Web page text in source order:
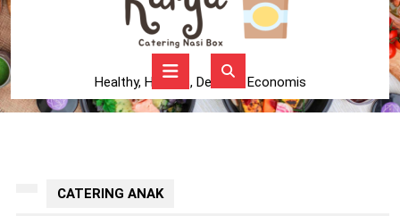
Healthy, Higienis, Delicius, Economis
Button
CATERING ANAK